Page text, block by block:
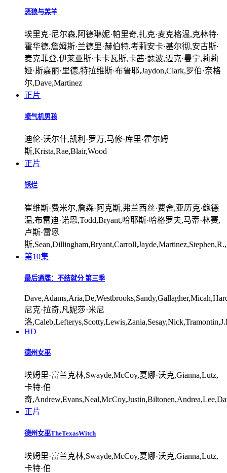
恶狼与羔羊
埃里克·尼尔森,阿德琳妮·帕里奇,扎克·麦克格温,克林特·
霍华德,詹姆斯·兰德里·赫伯特,考莉安卡·基尔彻,安古斯·
麦克菲登,伊莱亚斯·卡卡瓦斯,卡茜·瑟波,迈克·曼宁,莉莉
娅·斯嘉丽·里德,特拉维斯·布鲁耶,Jaydon,Clark,罗伯·奈格
尔,Dave,Martinez
正片
喷气机男孩
迪伦·沃尔什,凯利·罗万,马修·库里·霍尔姆
斯,Krista,Rae,Blair,Wood
正片
锈烂
崔维斯·费米尔,詹森·阿克斯,弗兰西丝·费舍,亚历克·鲍德
温,布雷迪·诺恩,Todd,Bryant,哈耶斯·哈格罗夫,马蒂·林赛,
卢斯·雷恩
斯
第10集
最后通牒：不结就分 第三季
尼克·拉奇,凡妮莎·米尼
洛
HD
德州女巫
埃姆里·富兰克林,Swayde,McCoy,夏娜·沃克,Gianna,Lutz,
卡特·伯
奇
正片
德州女巫TheTexasWitch
埃姆里·富兰克林,Swayde,McCoy,夏娜·沃克,Gianna,Lutz,
卡特·伯